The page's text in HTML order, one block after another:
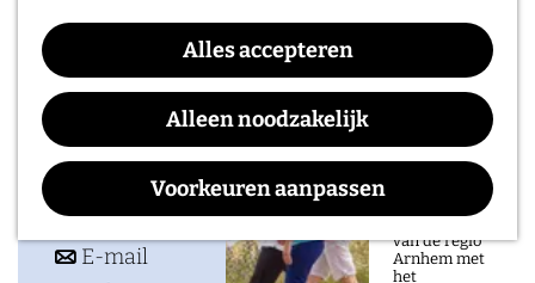
Alles accepteren
Alleen noodzakelijk
Voorkeuren aanpassen
e
e
Routeplanner
Ga op pad in
natuur en rijke
van de regio
Arnhem met
het
Contact
Houtkampweg 6
Otterlo
Plan je routen
a
a
Routen
a
E-mail